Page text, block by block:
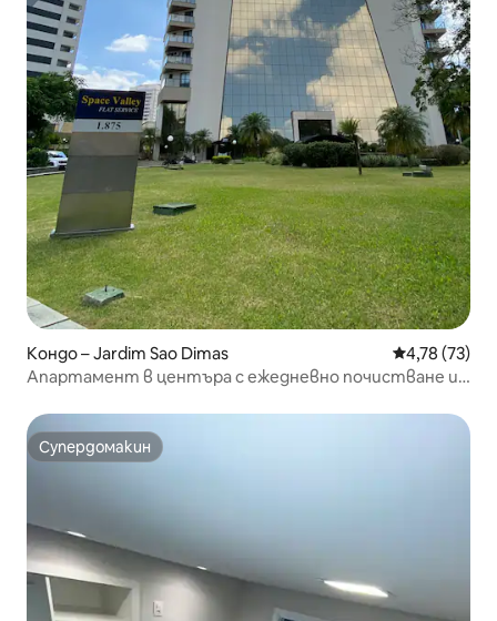
Кондо – Jardim Sao Dimas Средна
4,78 (73)
Апартамент в центъра с ежедневно почистване и
Супердомакин
Супердомакин